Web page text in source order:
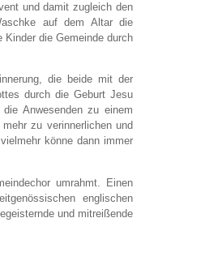
und damit zugleich den
auf dem Altar die
die Gemeinde durch
die beide mit der
durch die Geburt Jesu
Anwesenden zu einem
zu verinnerlichen und
könne dann immer
umrahmt. Einen
englischen
und mitreißende